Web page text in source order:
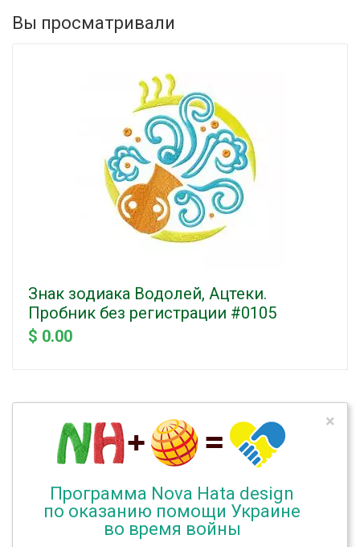
Вы просматривали
Знак зодиака Водолей, Ацтеки.
Пробник без регистрации #0105
$ 0.00
Программа Nova Hata design
по оказанию помощи Украине
во время войны
×